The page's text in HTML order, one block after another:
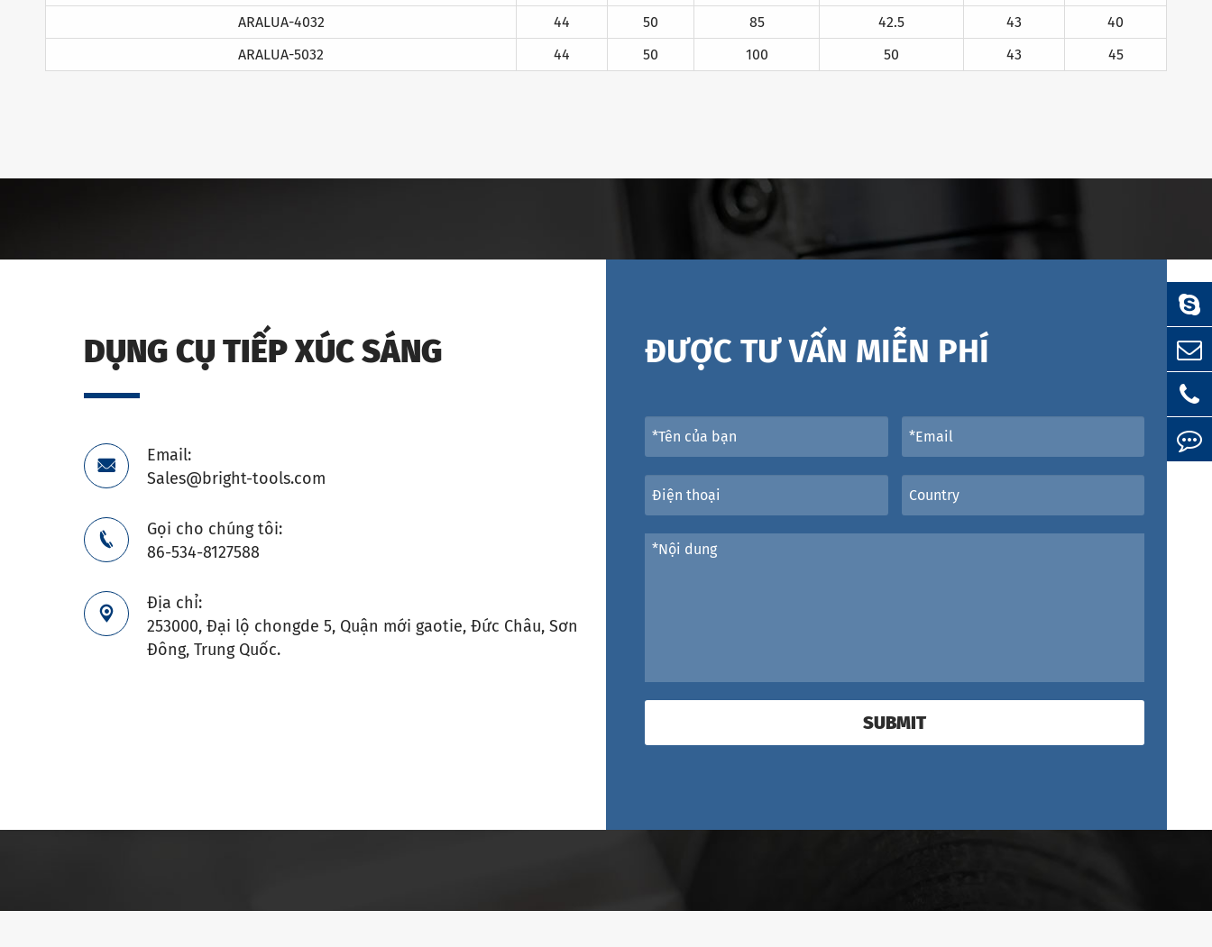
ARALUA-4032
44 50 85 42.5 43
40
ARALUA-5032
44 50 100 50 43 45
DỤNG CỤ TIẾP XÚC SÁNG

Email:
Sales@bright-tools.com

Gọi cho chúng tôi:
86-534-8127588

Địa chỉ:
253000, Đại lộ chongde 5, Quận mới gaotie, Đức Châu, Sơn
Đông, Trung Quốc.
ĐƯỢC TƯ VẤN MIỄN PHÍ
SUBMIT